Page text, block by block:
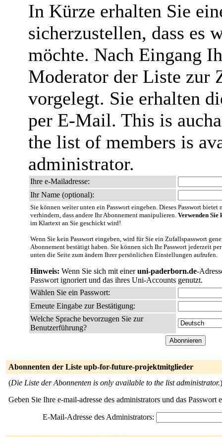
In Kürze erhalten Sie
sicherzustellen, dass es
möchte. Nach Eingang
Moderator der Liste zur
vorgelegt. Sie erhalten
per E-Mail. This is
the list of members is
administrator.
Ihre e-Mailadresse:
Ihr Name (optional):
Sie können weiter unten ein Passwort eingeben. Dieses Passwort
verhindern, dass andere Ihr Abonnement manipulieren. Verwenden Sie
im Klartext an Sie geschickt wird!
Wenn Sie kein Passwort eingeben, wird für Sie ein Zufallspasswort
Abonnement bestätigt haben. Sie können sich Ihr Passwort jederzeit
unten die Seite zum ändern Ihrer persönlichen Einstellungen aufrufen.
Hinweis: Wenn Sie sich mit eineruni-paderborn.de-
Passwort ignoriert und das ihres Uni-Accounts genutzt.
Wählen Sie ein Passwort:
Erneute Eingabe zur Bestätigung:
Welche Sprache bevorzugen Sie zur
Benutzerführung?
Abonnenten der Liste upb-for-future-projektmitglieder
(Die Liste der Abonnenten is only available to the list administrator.)
Geben Sie Ihre e-mail-adresse des administrators und das
E-Mail-Adresse des Administrators: